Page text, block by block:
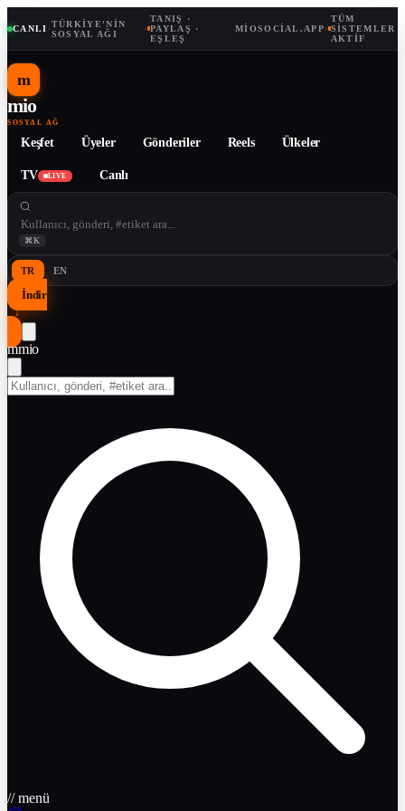
CANLI ·TÜRKIYE'NIN
SOSYAL AĞI
·
TANIŞ ·
PAYLAŞ ·
EŞLEŞ
MIOSOCIAL.APP·
TÜM
SISTEMLER
AKTIF
m
mio
SOSYAL AĞ
Keşfet Üyeler Gönderiler Reels Ülkeler
TV LIVE Canlı
⌘K
TR EN
İndir
↓
mmio
// menü